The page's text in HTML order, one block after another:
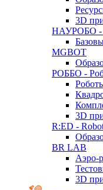
3D
НАУРОБО -
MGBOT
РОББО -
3D
R:ED -
BR LAB
Аэро-
3D